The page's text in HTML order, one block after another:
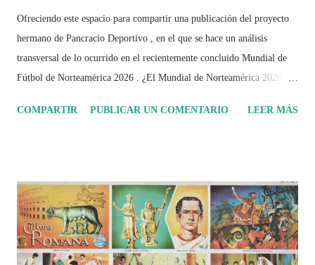
Ofreciendo este espacio para compartir una publicación del proyecto
hermano de Pancracio Deportivo , en el que se hace un análisis
transversal de lo ocurrido en el recientemente concluido Mundial de
Fútbol de Norteamérica 2026 . ¿El Mundial de Norteamérica 2026 ha
el recorrido de cada selección con infografías inspiradas en la
2026 ¿Un punto de quiebre?" Este especial de Pancracio Deportivo no
busca decir únicamente quién ganó o quién perdió. Busca responder si
este Mundial marcó un antes y un después en la forma de entender el
deporte, la identidad nacional, la globalización, la comercialización y
COMPARTIR PUBLICAR UN COMENTARIO LEER MÁS